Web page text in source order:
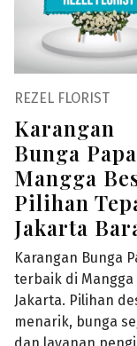
REZEL FLORIST
Karangan
Bunga
Mangga
Pilihan
Jakarta
Karangan Bunga
terbaik di Mangga
Jakarta. Pilihan
menarik, bunga